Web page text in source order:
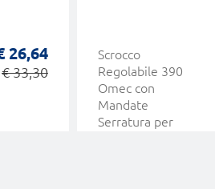
26,64
€ 33,30
Scrocco
Regolabile 390
Omec con
Mandate
Serratura per